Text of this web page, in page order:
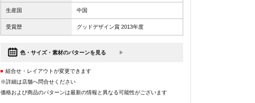
生産国 中国
受賞歴 グッドデザイン賞 2013年度
色・サイズ・素材のパターンを見る
組合せ・レイアウトが変更できます
※詳細は店舗へ問合せください
価格および商品のパターンは最新の情報と異なる可能性がございます